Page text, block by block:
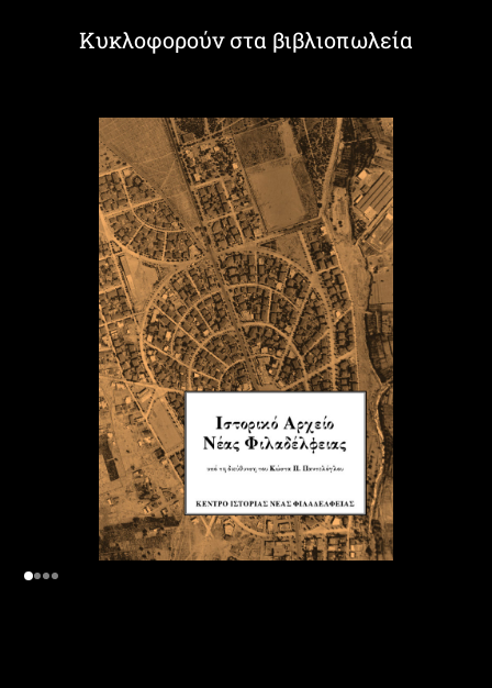
Κυκλοφορούν στα βιβλιοπωλεία